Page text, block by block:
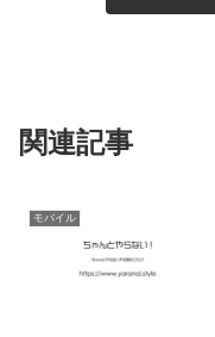
関連記事
モバイル